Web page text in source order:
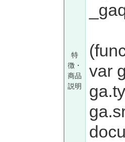
特
徴・
商品
説明
var